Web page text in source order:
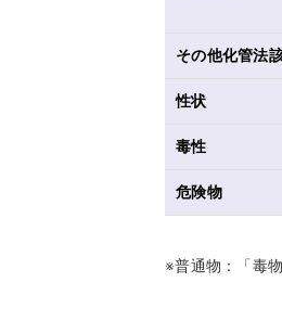
その他化管法
性状
毒性
危険物
※普通物：「毒